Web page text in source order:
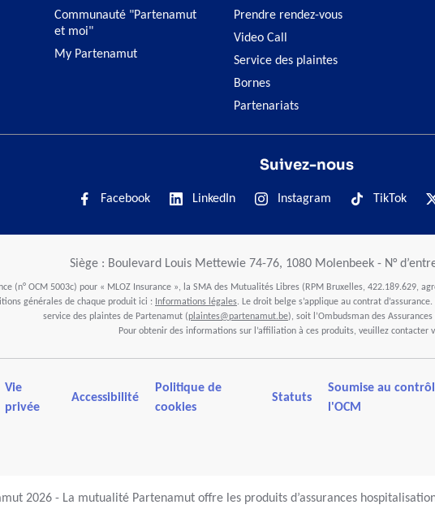
Communauté "Partenamut
et moi"
My Partenamut
Prendre rendez-vous
Video Call
Service des plaintes
Bornes
Partenariats
Suivez-nous
Facebook LinkedIn Instagram TikTok
Siège : Boulevard Louis Mettewie 74-76, 1080 Molenbeek - N°
(n° OCM 5003c) pour « MLOZ Insurance », la SMA des Mutualités Libres (RPM Bruxelles, 422.189.629,
générales de chaque produit ici : Informations légales. Le droit belge s’applique au contrat
service des plaintes de Partenamut (plaintes@partenamut.be), soit l’Ombudsman des Assurances
Pour obtenir des informations sur l’affiliation à ces produits, veuillez contacter
Vie
privée
Accessibilité
Politique de
cookies
Statuts
Soumise au
l'OCM
2026 - La mutualité Partenamut offre les produits d’assurances